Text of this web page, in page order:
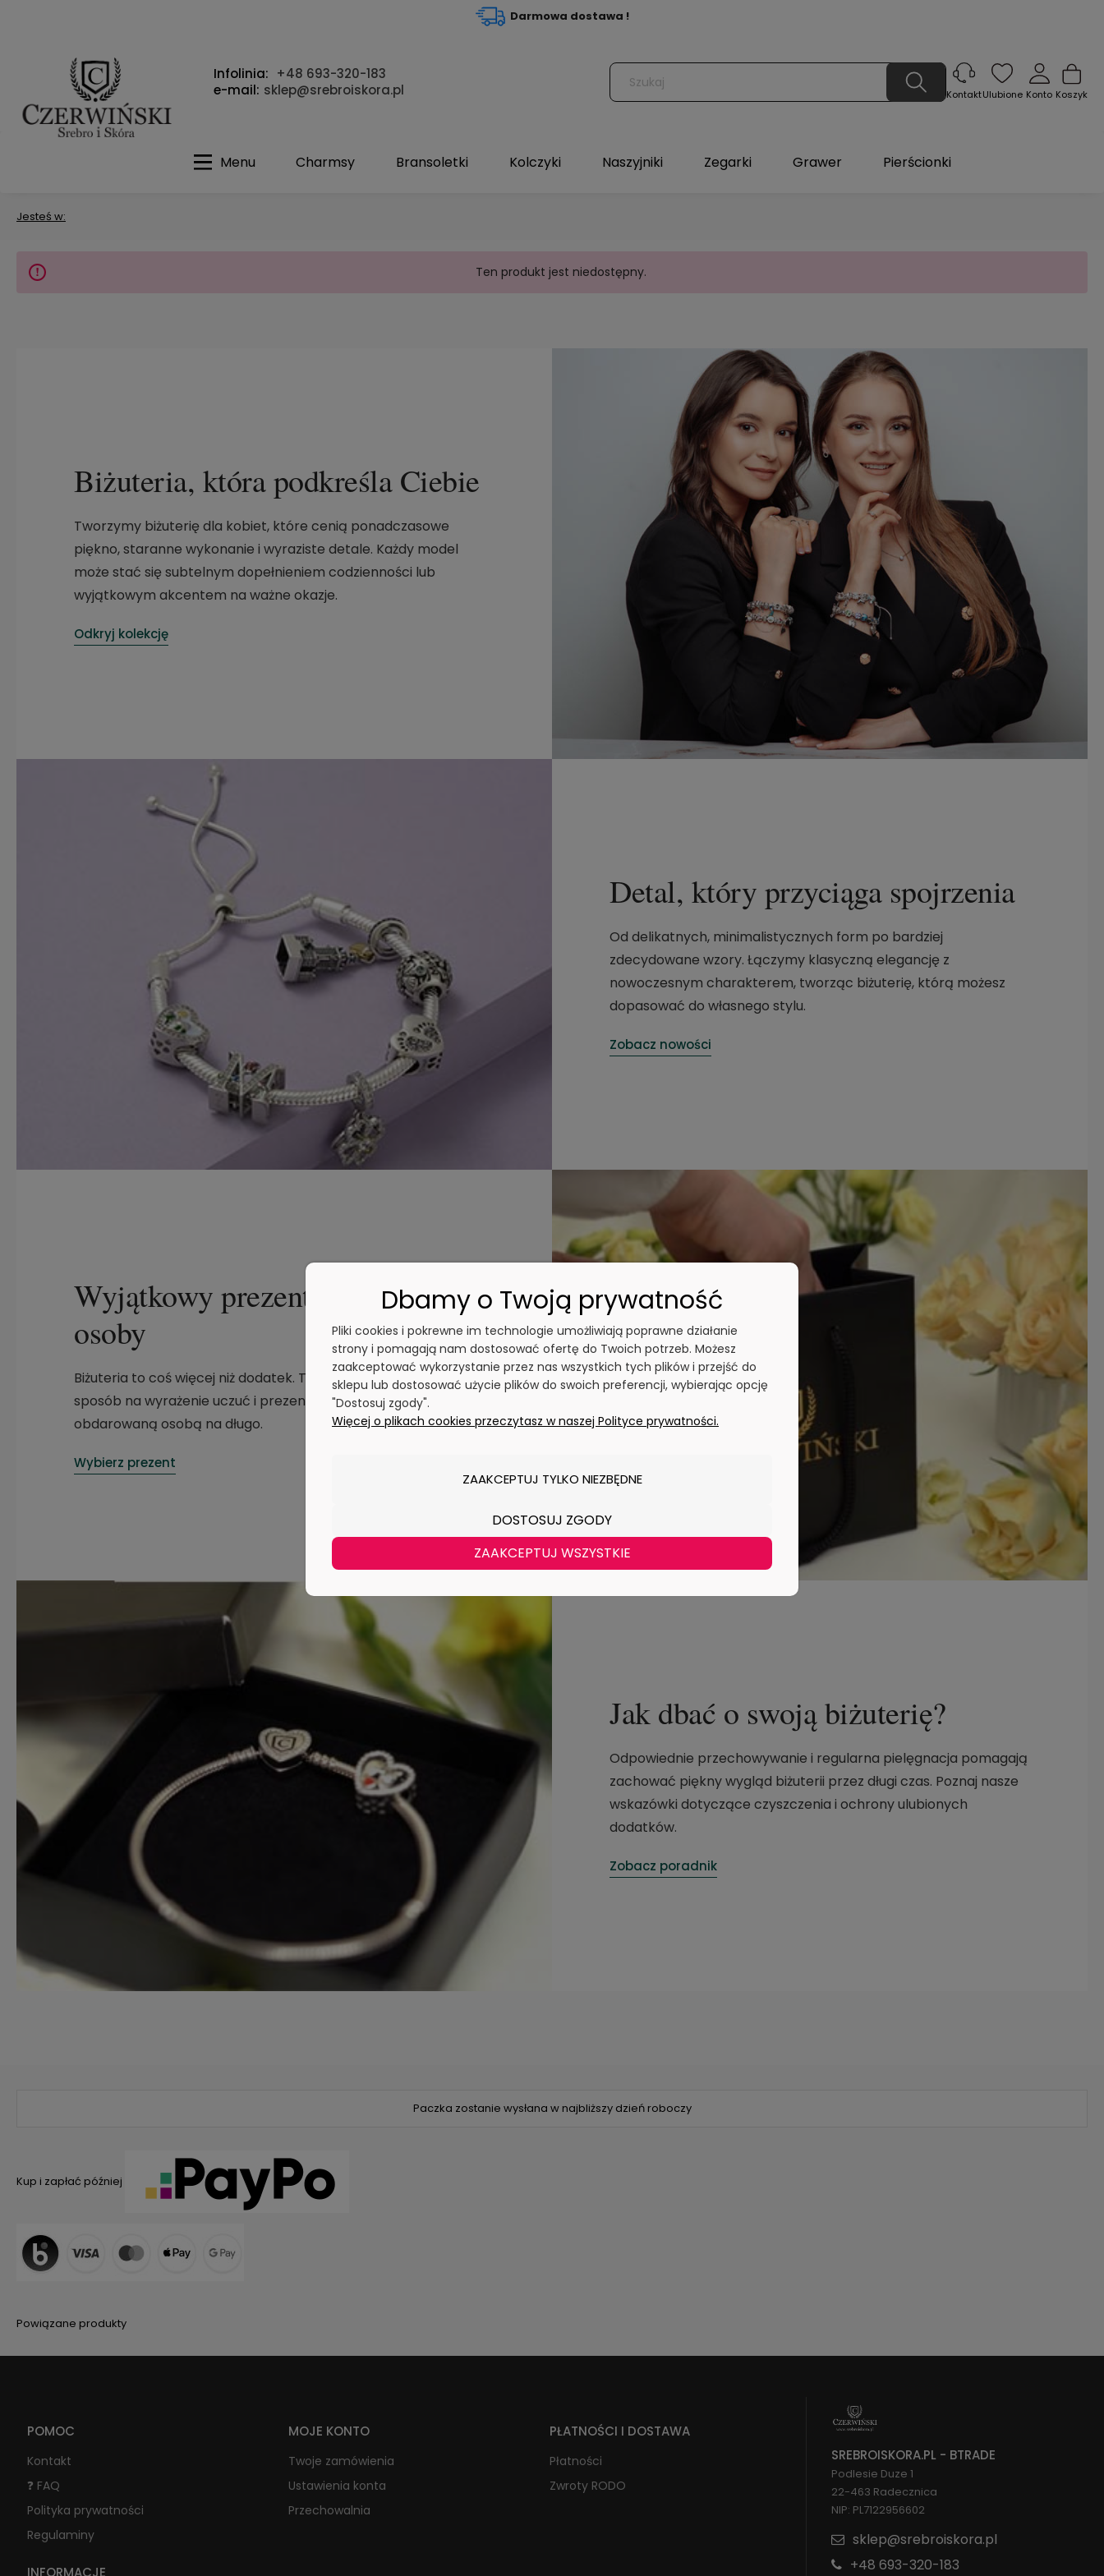
Darmowa dostawa !
Infolinia: +48 693-320-183
e-mail: sklep@srebroiskora.pl Koszyk
Konto
Ulubione
Kontakt
Menu Charmsy Bransoletki Kolczyki Naszyjniki Zegarki Grawer Pierścionki
Jesteś w:
Ten produkt jest niedostępny.
Biżuteria, która podkreśla Ciebie
Tworzymy biżuterię dla kobiet, które cenią ponadczasowe
piękno, staranne wykonanie i wyraziste detale. Każdy model
może stać się subtelnym dopełnieniem codzienności lub
wyjątkowym akcentem na ważne okazje.
Odkryj kolekcję
Detal, który przyciąga spojrzenia
Od delikatnych, minimalistycznych form po bardziej
zdecydowane wzory. Łączymy klasyczną elegancję z
nowoczesnym charakterem, tworząc biżuterię, którą możesz
dopasować do własnego stylu.
Zobacz nowości
Wyjątkowy prezent dla bliskiej
osoby
Biżuteria to coś więcej niż dodatek. To pamiątka ważnych chwil,
sposób na wyrażenie uczuć i prezent, który pozostaje z
obdarowaną osobą na długo.
Wybierz prezent
Jak dbać o swoją biżuterię?
Odpowiednie przechowywanie i regularna pielęgnacja pomagają
zachować piękny wygląd biżuterii przez długi czas. Poznaj nasze
wskazówki dotyczące czyszczenia i ochrony ulubionych
dodatków.
Zobacz poradnik
Paczka zostanie wysłana w najbliższy dzień roboczy
Kup i zapłać później
Powiązane produkty
POMOC
Kontakt
❓ FAQ
Polityka prywatności
Regulaminy
MOJE KONTO
Twoje zamówienia
Ustawienia konta
Przechowalnia
PŁATNOŚCI I DOSTAWA
Płatności
Zwroty RODO
INFORMACJE
SREBROISKORA.PL - BTRADE
Podlesie Duze 1
22-463 Radecznica
NIP: PL7122956602
sklep@srebroiskora.pl
+48 693-320-183
Dbamy o Twoją prywatność
Pliki cookies i pokrewne im technologie umożliwiają poprawne działanie
strony i pomagają nam dostosować ofertę do Twoich potrzeb. Możesz
zaakceptować wykorzystanie przez nas wszystkich tych plików i przejść do
sklepu lub dostosować użycie plików do swoich preferencji, wybierając opcję
"Dostosuj zgody".
Więcej o plikach cookies przeczytasz w naszej Polityce prywatności.
ZAAKCEPTUJ TYLKO NIEZBĘDNE
DOSTOSUJ ZGODY
ZAAKCEPTUJ WSZYSTKIE